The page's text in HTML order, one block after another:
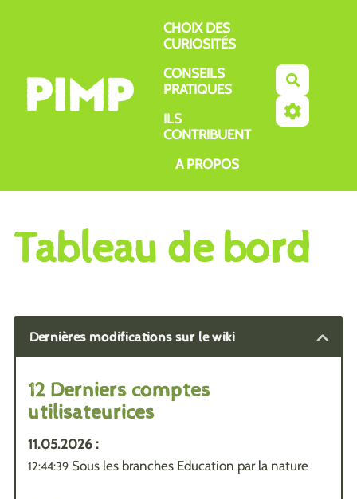
CHOIX DES
CURIOSITÉS
CONSEILS
PRATIQUES
ILS
CONTRIBUENT
A PROPOS
Tableau de bord
Dernières modifications sur le wiki
12 Derniers comptes
utilisateurices
11.05.2026 :
12:44:39 Sous les branches Education par la nature